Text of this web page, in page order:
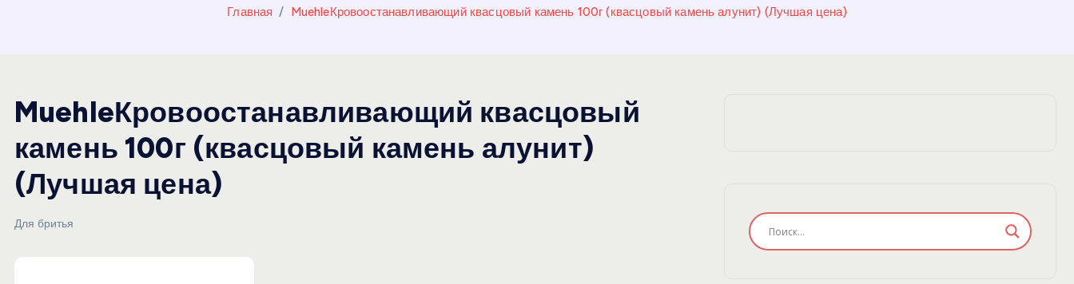
Главная MuehleКровоостанавливающий квасцовый камень 100г (квасцовый камень алунит) (Лучшая цена)
MuehleКровоостанавливающий квасцовый
камень 100г (квасцовый камень алунит)
(Лучшая цена)
Для бритья